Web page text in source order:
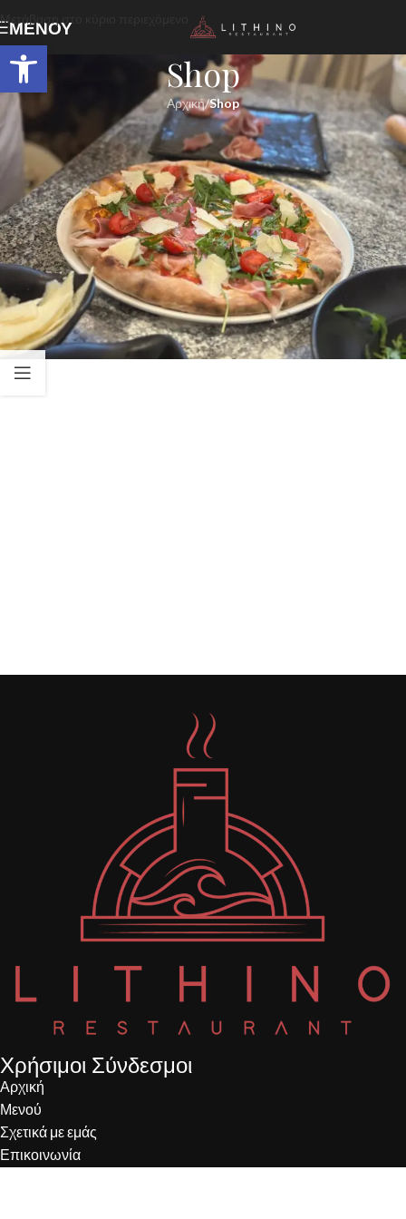
Ανοίξτε τη γραμμή εργαλείων
Μετάβαση στο κύριο περιεχόμενο
ΜΕΝΟΎ
Shop
Αρχική/Shop
Χρήσιμοι Σύνδεσμοι
Αρχική
Μενού
Σχετικά με εμάς
Επικοινωνία